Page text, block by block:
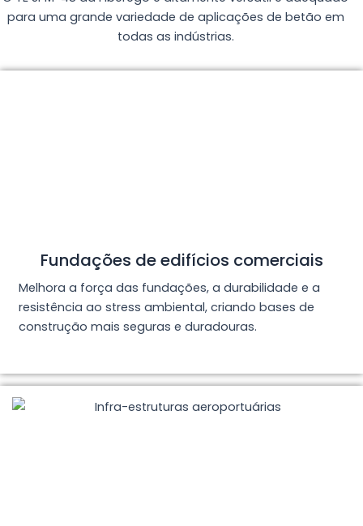
para uma grande variedade de aplicações de betão em
todas as indústrias.
Fundações de edifícios comerciais
Melhora a força das fundações, a durabilidade e a
resistência ao stress ambiental, criando bases de
construção mais seguras e duradouras.